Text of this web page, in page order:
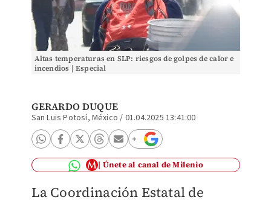
Altas temperaturas en SLP: riesgos de golpes de calor e
incendios | Especial
GERARDO DUQUE
San Luis Potosí, México / 01.04.2025 13:41:00
Únete al canal de Milenio
La Coordinación Estatal de